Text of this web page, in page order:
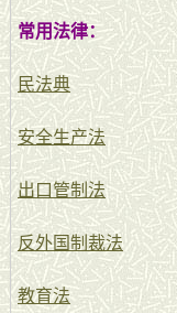
常用法律：
民法典
安全生产法
出口管制法
反外国制裁法
教育法